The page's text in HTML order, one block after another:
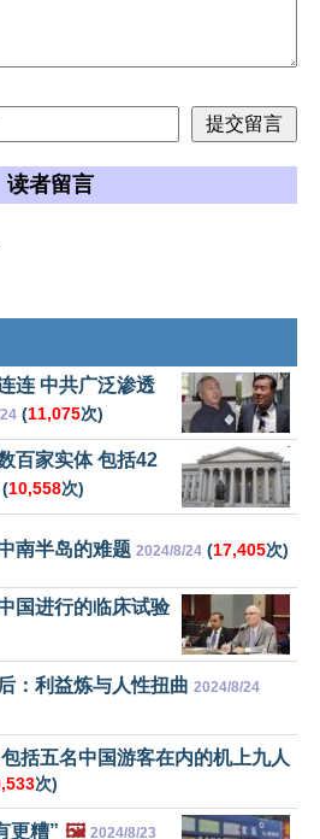
读者留言
连 中共广泛渗透
(11,075次)
百家实体 包括42
(10,558次)
南半岛的难题 2024/8/24 (17,405次)
国进行的临床试验
：利益炼与人性扭曲 2024/8/24
括五名中国游客在内的机上九人
次)
更糟” 🖼️ 2024/8/23